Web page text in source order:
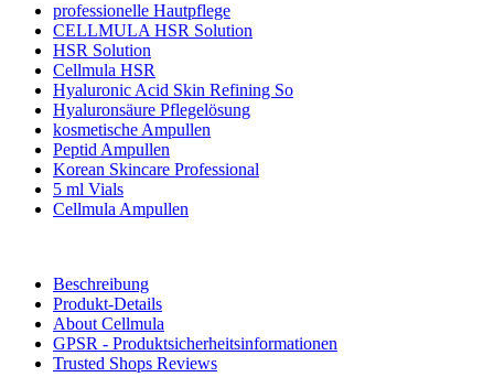
professionelle Hautpflege
CELLMULA HSR Solution
HSR Solution
Cellmula HSR
Hyaluronic Acid Skin Refining So
Hyaluronsäure Pflegelösung
kosmetische Ampullen
Peptid Ampullen
Korean Skincare Professional
5 ml Vials
Cellmula Ampullen
Beschreibung
Produkt-Details
About Cellmula
GPSR - Produktsicherheitsinformationen
Trusted Shops Reviews